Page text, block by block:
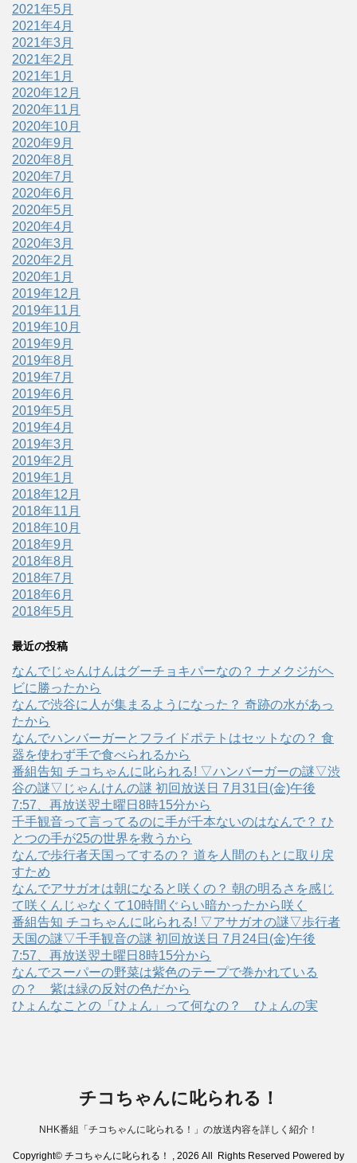
2021年5月
2021年4月
2021年3月
2021年2月
2021年1月
2020年12月
2020年11月
2020年10月
2020年9月
2020年8月
2020年7月
2020年6月
2020年5月
2020年4月
2020年3月
2020年2月
2020年1月
2019年12月
2019年11月
2019年10月
2019年9月
2019年8月
2019年7月
2019年6月
2019年5月
2019年4月
2019年3月
2019年2月
2019年1月
2018年12月
2018年11月
2018年10月
2018年9月
2018年8月
2018年7月
2018年6月
2018年5月
最近の投稿
なんでじゃんけんはグーチョキパーなの？ ナメクジがヘ
ビに勝ったから
なんで渋谷に人が集まるようになった？ 奇跡の水があっ
たから
なんでハンバーガーとフライドポテトはセットなの？ 食
器を使わず手で食べられるから
番組告知 チコちゃんに叱られる! ▽ハンバーガーの謎▽渋
谷の謎▽じゃんけんの謎 初回放送日 7月31日(金)午後
7:57、再放送翌土曜日8時15分から
千手観音って言ってるのに手が千本ないのはなんで？ ひ
とつの手が25の世界を救うから
なんで歩行者天国ってするの？ 道を人間のもとに取り戻
すため
なんでアサガオは朝になると咲くの？ 朝の明るさを感じ
て咲くんじゃなくて10時間ぐらい暗かったから咲く
番組告知 チコちゃんに叱られる! ▽アサガオの謎▽歩行者
天国の謎▽千手観音の謎 初回放送日 7月24日(金)午後
7:57、再放送翌土曜日8時15分から
なんでスーパーの野菜は紫色のテープで巻かれている
の？ 紫は緑の反対の色だから
ひょんなことの「ひょん」って何なの？ ひょんの実
チコちゃんに叱られる！
NHK番組「チコちゃんに叱られる！」の放送内容を詳しく紹介！
Copyright© チコちゃんに叱られる！ , 2026 All Rights Reserved Powered by